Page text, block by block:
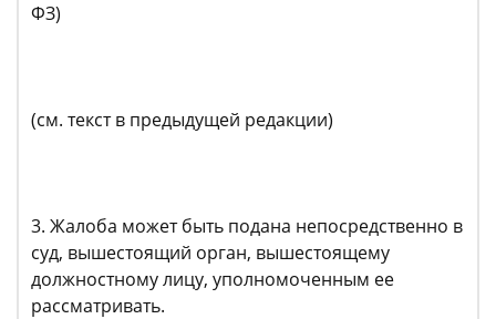
ФЗ)
(см. текст в предыдущей редакции)
3. Жалоба может быть подана непосредственно в
суд, вышестоящий орган, вышестоящему
должностному лицу, уполномоченным ее
рассматривать.